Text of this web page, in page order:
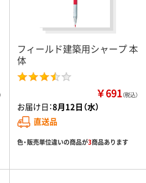
フィールド建築用シャープ 本
体
￥691（税込）
お届け日：8月12日（水）
直送品
色・販売単位違いの商品が3商品あります